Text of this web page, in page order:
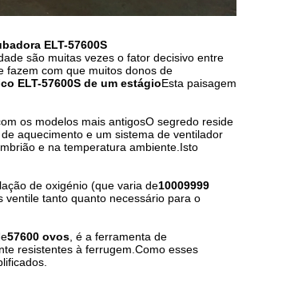
ELT-57600S
são muitas vezes o fator decisivo entre
fazem com que muitos donos de
ELT-57600S de um estágioEsta paisagem
os modelos mais antigosO segredo reside
aquecimento e um sistema de ventilador
e na temperatura ambiente Isto
de oxigénio (que varia de10009999
ventile tanto quanto necessário para o
57600 ovos , é a ferramenta de
resistentes à ferrugem Como esses